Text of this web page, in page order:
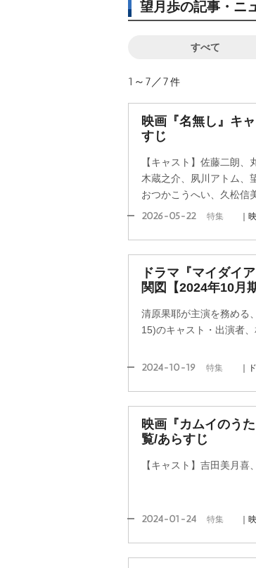
望月歩の記事・ニ
すべて
1～7／7件
映画『名無し』キ
すじ
【キャスト】佐藤二朗
木蔵之介、夙川アトム、
おつかこうへい、久松信
2026-05-22 特集 ｜
ドラマ『マイダイ
関図【2024年10月
清原果耶が主演を務める
15)のキャスト・出演者、
2024-10-19 特集 ｜
映画『カムイのう
覧/あらすじ
【キャスト】吉田美月
2024-01-24 特集 ｜